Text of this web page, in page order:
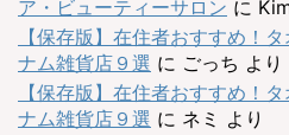
ア・ビューティーサロン に
【保存版】在住者おすすめ！
ナム雑貨店９選 に ごっち より
【保存版】在住者おすすめ！
ナム雑貨店９選 に ネミ より